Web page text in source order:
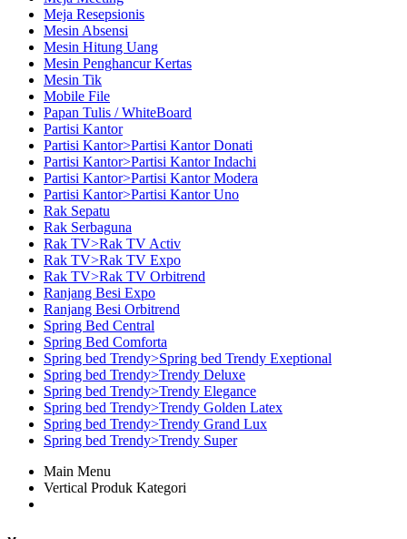
Meja Resepsionis
Mesin Absensi
Mesin Hitung Uang
Mesin Penghancur Kertas
Mesin Tik
Mobile File
Papan Tulis / WhiteBoard
Partisi Kantor
Partisi Kantor>Partisi Kantor Donati
Partisi Kantor>Partisi Kantor Indachi
Partisi Kantor>Partisi Kantor Modera
Partisi Kantor>Partisi Kantor Uno
Rak Sepatu
Rak Serbaguna
Rak TV>Rak TV Activ
Rak TV>Rak TV Expo
Rak TV>Rak TV Orbitrend
Ranjang Besi Expo
Ranjang Besi Orbitrend
Spring Bed Central
Spring Bed Comforta
Spring bed Trendy>Spring bed Trendy Exeptional
Spring bed Trendy>Trendy Deluxe
Spring bed Trendy>Trendy Elegance
Spring bed Trendy>Trendy Golden Latex
Spring bed Trendy>Trendy Grand Lux
Spring bed Trendy>Trendy Super
Main Menu
Vertical Produk Kategori